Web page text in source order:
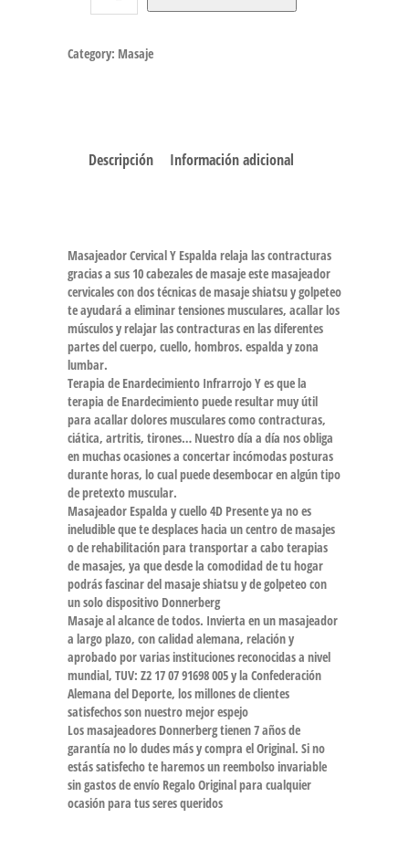
Category: Masaje
Descripción Información adicional
Masajeador Cervical Y Espalda relaja las contracturas
gracias a sus 10 cabezales de masaje este masajeador
cervicales con dos técnicas de masaje shiatsu y golpeteo
te ayudará a eliminar tensiones musculares, acallar los
músculos y relajar las contracturas en las diferentes
partes del cuerpo, cuello, hombros. espalda y zona
lumbar.
Terapia de Enardecimiento Infrarrojo Y es que la
terapia de Enardecimiento puede resultar muy útil
para acallar dolores musculares como contracturas,
ciática, artritis, tirones… Nuestro día a día nos obliga
en muchas ocasiones a concertar incómodas posturas
durante horas, lo cual puede desembocar en algún tipo
de pretexto muscular.
Masajeador Espalda y cuello 4D Presente ya no es
ineludible que te desplaces hacia un centro de masajes
o de rehabilitación para transportar a cabo terapias
de masajes, ya que desde la comodidad de tu hogar
podrás fascinar del masaje shiatsu y de golpeteo con
un solo dispositivo Donnerberg
Masaje al alcance de todos. Invierta en un masajeador
a largo plazo, con calidad alemana, relación y
aprobado por varias instituciones reconocidas a nivel
mundial, TUV: Z2 17 07 91698 005 y la Confederación
Alemana del Deporte, los millones de clientes
satisfechos son nuestro mejor espejo
Los masajeadores Donnerberg tienen 7 años de
garantía no lo dudes más y compra el Original. Si no
estás satisfecho te haremos un reembolso invariable
sin gastos de envío Regalo Original para cualquier
ocasión para tus seres queridos